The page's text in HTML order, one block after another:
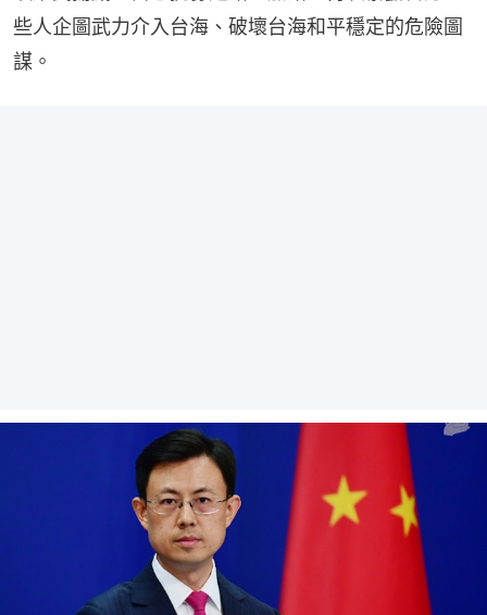
些人企圖武力介入台海、破壞台海和平穩定的危險圖
謀。